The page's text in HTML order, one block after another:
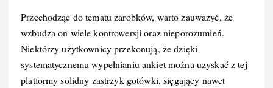
Przechodząc do tematu zarobków, warto zauważyć, że
wzbudza on wiele kontrowersji oraz nieporozumień.
Niektórzy użytkownicy przekonują, że dzięki
systematycznemu wypełnianiu ankiet można uzyskać z tej
platformy solidny zastrzyk gotówki, sięgający nawet